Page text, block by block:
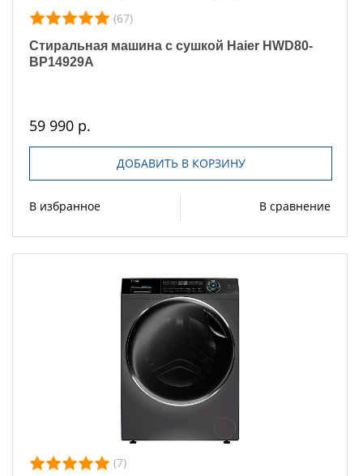
(67)
Стиральная машина с сушкой Haier HWD80-
BP14929A
59 990 р.
ДОБАВИТЬ В КОРЗИНУ
В избранное В сравнение
(7)